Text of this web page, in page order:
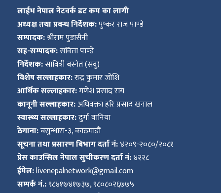
लाईभ नेपाल नेटवर्क डट कम का लागी
अध्यक्ष तथा प्रबन्ध निर्देशक:पुष्कर राज पाण्डे
सम्पादक:श्रीराम पुडासैनी
सह-सम्पादक:सविता पाण्डे
निर्देशक:सावित्री बस्नेत (सवु)
विशेष सल्लाहकार:रुद्र कुमार जोशि
आर्थिक सल्लाहकार:गणेश प्रसाद राय
कानूनी सल्लाहकार:अधिवक्ता हरि प्रसाद खनाल
स्वास्थ्य सल्लाहकार:दुर्गा वानिया
ठेगाना:बसुन्धारा-३, काठमाडौं
सूचना तथा प्रसारण बिभाग दर्ता नं:४२०९-२०८०/२०८१
प्रेस काउन्सिल नेपाल सुचीकरण दर्ता नं:४२२८
ईमेल:livenepalnetwork@gmail.com
सम्पर्क नं.:९८४१७४१७३७, ९८०८०२६७७५